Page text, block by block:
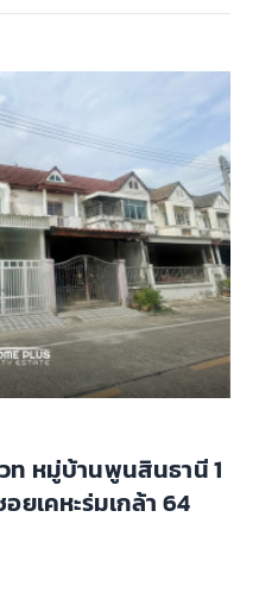
ท หมู่บ้านพูนสินธานี 1
ยเคหะร่มเกล้า 64